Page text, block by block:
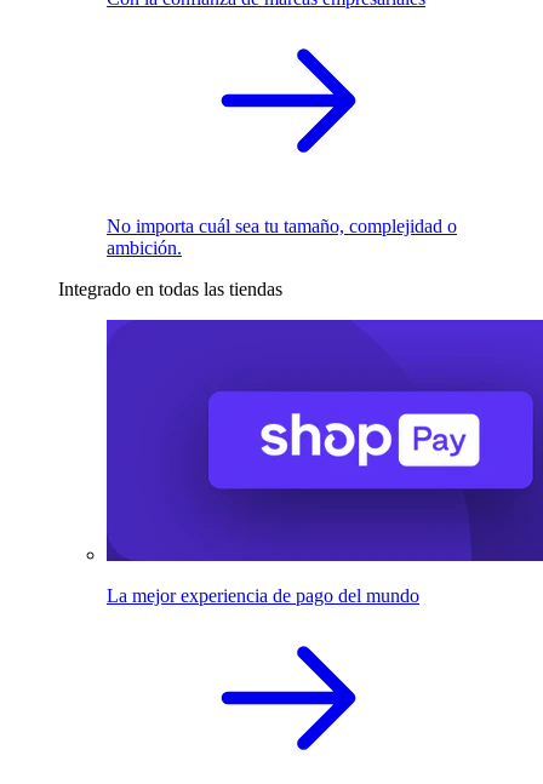
No importa cuál sea tu tamaño, complejidad o
ambición.
Integrado en todas las tiendas
La mejor experiencia de pago del mundo